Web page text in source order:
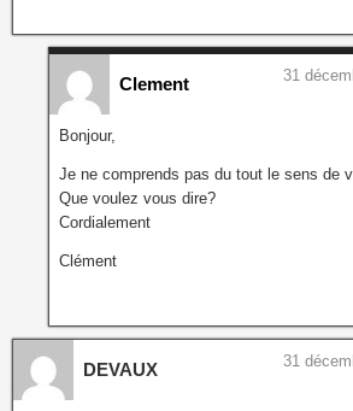
Clement 31
Bonjour,
Je ne comprends pas du tout le sens de
Que voulez vous dire?
Cordialement
Clément
DEVAUX 31